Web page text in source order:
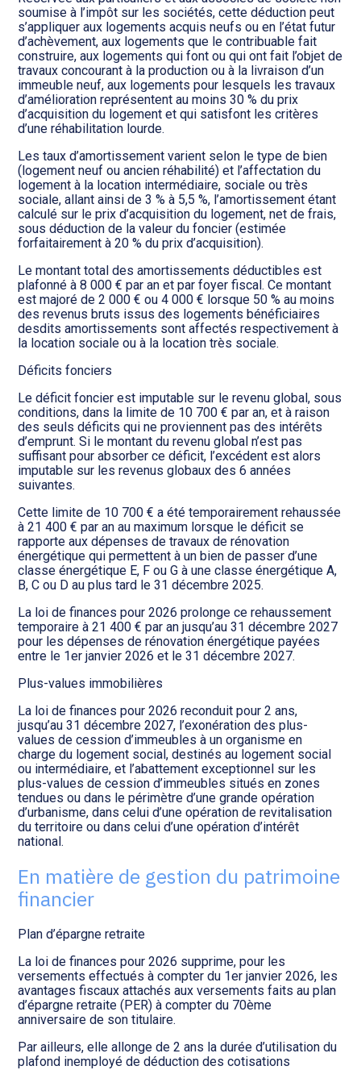
soumise à l’impôt sur les sociétés, cette déduction peut
s’appliquer aux logements acquis neufs ou en l’état futur
d’achèvement, aux logements que le contribuable fait
construire, aux logements qui font ou qui ont fait l’objet de
travaux concourant à la production ou à la livraison d’un
immeuble neuf, aux logements pour lesquels les travaux
d’amélioration représentent au moins 30 % du prix
d’acquisition du logement et qui satisfont les critères
d’une réhabilitation lourde.
Les taux d’amortissement varient selon le type de bien
(logement neuf ou ancien réhabilité) et l’affectation du
logement à la location intermédiaire, sociale ou très
sociale, allant ainsi de 3 % à 5,5 %, l’amortissement étant
calculé sur le prix d’acquisition du logement, net de frais,
sous déduction de la valeur du foncier (estimée
forfaitairement à 20 % du prix d’acquisition).
Le montant total des amortissements déductibles est
plafonné à 8 000 € par an et par foyer fiscal. Ce montant
est majoré de 2 000 € ou 4 000 € lorsque 50 % au moins
des revenus bruts issus des logements bénéficiaires
desdits amortissements sont affectés respectivement à
la location sociale ou à la location très sociale.
Déficits fonciers
Le déficit foncier est imputable sur le revenu global, sous
conditions, dans la limite de 10 700 € par an, et à raison
des seuls déficits qui ne proviennent pas des intérêts
d’emprunt. Si le montant du revenu global n’est pas
suffisant pour absorber ce déficit, l’excédent est alors
imputable sur les revenus globaux des 6 années
suivantes.
Cette limite de 10 700 € a été temporairement rehaussée
à 21 400 € par an au maximum lorsque le déficit se
rapporte aux dépenses de travaux de rénovation
énergétique qui permettent à un bien de passer d’une
classe énergétique E, F ou G à une classe énergétique A,
B, C ou D au plus tard le 31 décembre 2025.
La loi de finances pour 2026 prolonge ce rehaussement
temporaire à 21 400 € par an jusqu’au 31 décembre 2027
pour les dépenses de rénovation énergétique payées
entre le 1er janvier 2026 et le 31 décembre 2027.
Plus-values immobilières
La loi de finances pour 2026 reconduit pour 2 ans,
jusqu’au 31 décembre 2027, l’exonération des plus-
values de cession d’immeubles à un organisme en
charge du logement social, destinés au logement social
ou intermédiaire, et l’abattement exceptionnel sur les
plus-values de cession d’immeubles situés en zones
tendues ou dans le périmètre d’une grande opération
d’urbanisme, dans celui d’une opération de revitalisation
du territoire ou dans celui d’une opération d’intérêt
national.
En matière de gestion du patrimoine
financier
Plan d’épargne retraite
La loi de finances pour 2026 supprime, pour les
versements effectués à compter du 1er janvier 2026, les
avantages fiscaux attachés aux versements faits au plan
d’épargne retraite (PER) à compter du 70ème
anniversaire de son titulaire.
Par ailleurs, elle allonge de 2 ans la durée d’utilisation du
plafond inemployé de déduction des cotisations